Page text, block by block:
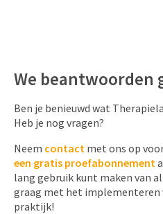
We beantwoorden
Ben je benieuwd wat
Heb je nog vragen?
Neem contact met ons op
een gratis proefabonnement
lang gebruik kunt maken van
graag met het implementeren
praktijk!